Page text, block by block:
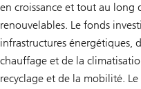
en croissance et tout au long
renouvelables. Le fonds
infrastructures énergétiques,
chauffage et de la
recyclage et de la mobilité.